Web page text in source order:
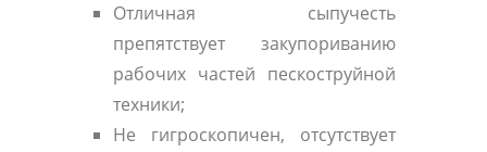
Отличная сыпучесть
препятствует закупориванию
рабочих частей пескоструйной
техники;
Не гигроскопичен, отсутствует